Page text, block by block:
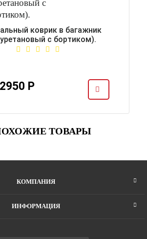
коврик в багажник
с бортиком).
2950 Р
ТОВАРЫ
КОМПАНИЯ
ИНФОРМАЦИЯ